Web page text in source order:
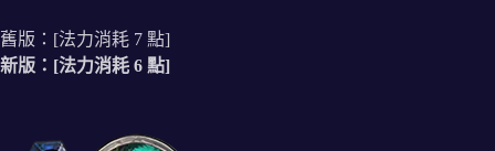
舊版：[法力消耗 7 點]
新版：[法力消耗 6 點]